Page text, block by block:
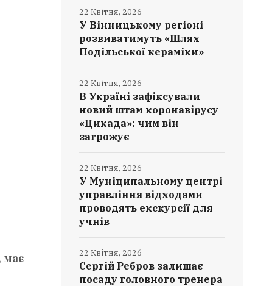
має
У Вінницькому регіоні
розвиватимуть «Шлях
Подільської кераміки»
22 Квітня, 2026
В Україні зафіксували
новий штам коронавірусу
«Цикада»: чим він
загрожує
22 Квітня, 2026
У Муніципальному центрі
управління відходами
проводять екскурсії для
учнів
22 Квітня, 2026
Сергій Ребров залишає
посаду головного тренера
22 Квітня, 2026